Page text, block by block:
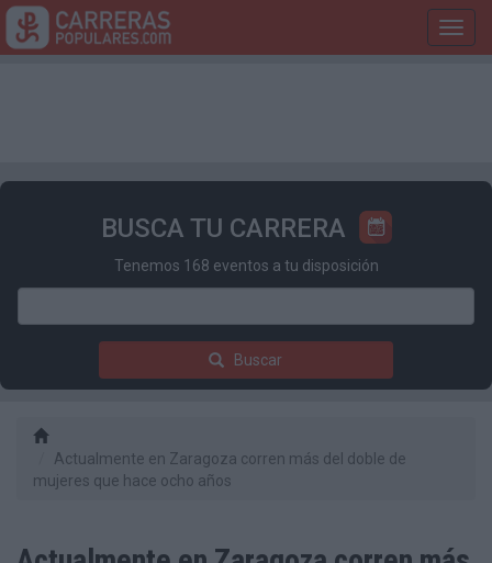
BUSCA TU CARRERA
Tenemos 168 eventos a tu disposición
Buscar
Actualmente en Zaragoza corren más del doble de
mujeres que hace ocho años